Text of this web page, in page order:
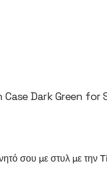
Case Dark Green for
σου με στυλ με την